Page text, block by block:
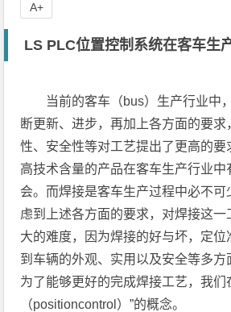
LS PLC位置控制系统在客车生
当前的客车（bus）生产行业中
断更新、进步，再加上各方面的要求
性、安全性等对工艺提出了更高的要
高技术含量的产品在客车生产行业中
会。而焊接是客车生产过程中必不可
虑到上述各方面的要求，对焊接这一
大的难度，因为焊接的好与坏，定位
到车辆的外观、实用以及安全等多方
为了能够更好的完成焊接工艺，我们
（positioncontrol）”的概念。
A+